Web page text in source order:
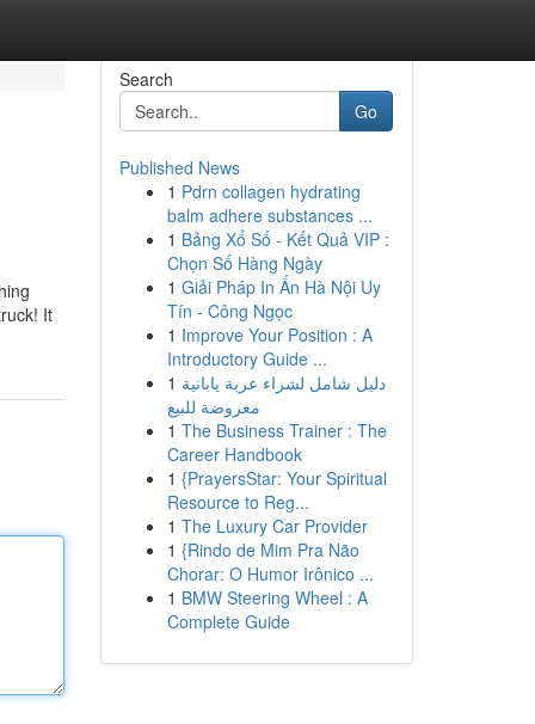
It
Search
Go
Published News
1 Pdrn collagen hydrating
balm adhere substances ...
1 Bảng Xổ Số - Kết Quả VIP :
Chọn Số Hàng Ngày
1 Giải Pháp In Ấn Hà Nội Uy
Tín - Công Ngọc
1 Improve Your Position : A
Introductory Guide ...
1 دليل شامل لشراء عربة يابانية
معروضة للبيع
1 The Business Trainer : The
Career Handbook
1 {PrayersStar: Your Spiritual
Resource to Reg...
1 The Luxury Car Provider
1 {Rindo de Mim Pra Não
Chorar: O Humor Irônico ...
1 BMW Steering Wheel : A
Complete Guide